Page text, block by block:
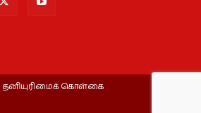
தனியுரிமைக் கொள்கை